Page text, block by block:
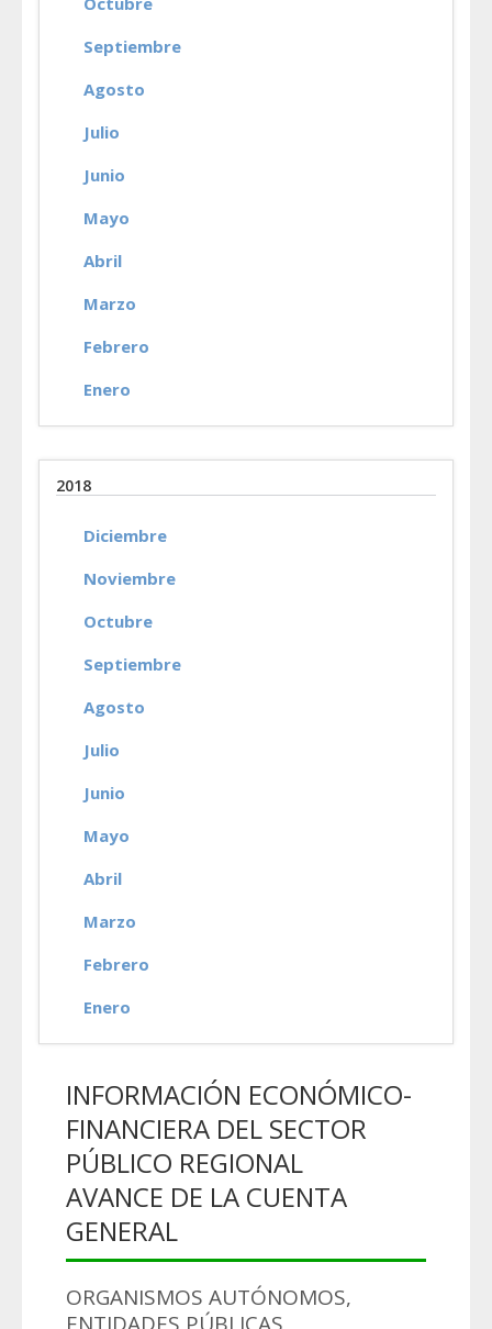
Septiembre
Agosto
Julio
Junio
Mayo
Abril
Marzo
Febrero
Enero
2018
Diciembre
Noviembre
Octubre
Septiembre
Agosto
Julio
Junio
Mayo
Abril
Marzo
Febrero
Enero
INFORMACIÓN ECONÓMICO-
FINANCIERA DEL SECTOR
PÚBLICO REGIONAL
AVANCE DE LA CUENTA
GENERAL
ORGANISMOS AUTÓNOMOS,